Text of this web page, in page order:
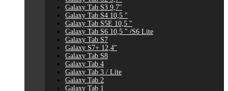
Galaxy Tab S3 9,7"
Galaxy Tab S4 10,5 "
Galaxy Tab S5E 10,5 "
Galaxy Tab S6 10,5 " /S6 Lite
Galaxy Tab S7
Galaxy S7+ 12,4"
Galaxy Tab S8
Galaxy Tab 4
Galaxy Tab 3 / Lite
Galaxy Tab 2
Galaxy Tab 1